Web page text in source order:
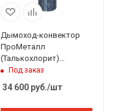
Дымоход-конвектор
ПроМеталл
(Талькохлорит)
наборный ф115
Под заказ
34 600руб./шт